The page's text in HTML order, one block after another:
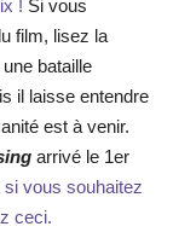
! Si vous
film, lisez la
bataille
il laisse entendre
est à venir.
arrivé le 1er
vous souhaitez
ceci.